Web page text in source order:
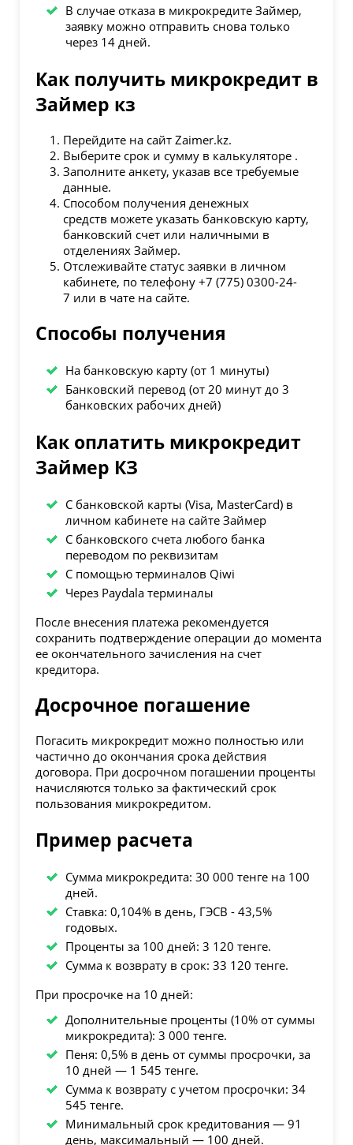
В случае отказа в микрокредите Займер,
заявку можно отправить снова только
через 14 дней.
Как получить микрокредит в
Займер кз
Перейдите на сайт Zaimer.kz.
Выберите срок и сумму в калькуляторе .
Заполните анкету, указав все требуемые
данные.
Способом получения денежных
средств можете указать банковскую карту,
банковский счет или наличными в
отделениях Займер.
Отслеживайте статус заявки в личном
кабинете, по телефону +7 (775) 0300-24-
7 или в чате на сайте.
Способы получения
На банковскую карту (от 1 минуты)
Банковский перевод (от 20 минут до 3
банковских рабочих дней)
Как оплатить микрокредит
Займер КЗ
С банковской карты (Visa, MasterCard) в
личном кабинете на сайте Займер
C банковского счета любого банка
переводом по реквизитам
С помощью терминалов Qiwi
Через Paydala терминалы
После внесения платежа рекомендуется
сохранить подтверждение операции до момента
ее окончательного зачисления на счет
кредитора.
Досрочное погашение
Погасить микрокредит можно полностью или
частично до окончания срока действия
договора. При досрочном погашении проценты
начисляются только за фактический срок
пользования микрокредитом.
Пример расчета
Сумма микрокредита: 30 000 тенге на 100
дней.
Ставка: 0,104% в день, ГЭСВ - 43,5%
годовых.
Проценты за 100 дней: 3 120 тенге.
Сумма к возврату в срок: 33 120 тенге.
При просрочке на 10 дней:
Дополнительные проценты (10% от суммы
микрокредита): 3 000 тенге.
Пеня: 0,5% в день от суммы просрочки, за
10 дней — 1 545 тенге.
Сумма к возврату с учетом просрочки: 34
545 тенге.
Минимальный срок кредитования — 91
день, максимальный — 100 дней.